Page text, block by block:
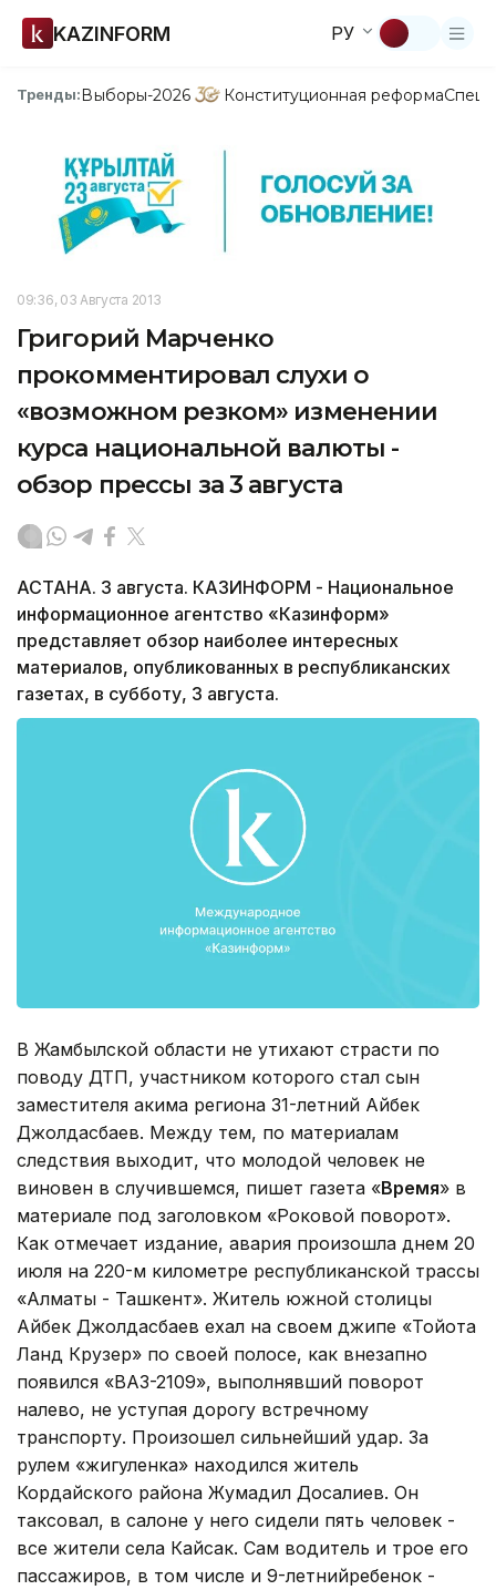
KAZINFORM РУ
Тренды:Выборы-2026 Конституционная реформа
09:36, 03 Августа 2013
Григорий Марченко
прокомментировал слухи о
«возможном резком» изменении
курса национальной валюты -
обзор прессы за 3 августа
АСТАНА. 3 августа. КАЗИНФОРМ - Национальное
информационное агентство «Казинформ»
представляет обзор наиболее интересных
материалов, опубликованных в республиканских
газетах, в субботу, 3 августа.
В Жамбылской области не утихают страсти по
поводу ДТП, участником которого стал сын
заместителя акима региона 31-летний Айбек
Джолдасбаев. Между тем, по материалам
следствия выходит, что молодой человек не
виновен в случившемся, пишет газета «Время» в
материале под заголовком «Роковой поворот».
Как отмечает издание, авария произошла днем 20
июля на 220-м километре рес­публиканской трассы
«Алматы - Ташкент». Житель южной столицы
Айбек Джолдасбаев ехал на своем джипе «Тойота
Ланд Крузер» по своей полосе, как внезапно
появился «ВАЗ-2109», выполнявший поворот
налево, не уступая дорогу встречному
транспорту. Произошел сильнейший удар. За
рулем «жигуленка» находился житель
Кордайского района Жумадил Досалиев. Он
таксовал, в салоне у него сидели пять человек -
все жители села Кайсак. Сам водитель и трое его
пассажиров, в том числе и 9-летнийребенок -